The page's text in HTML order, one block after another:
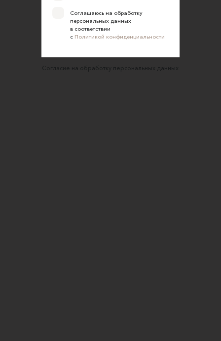
Оферта для продавцов
Оферта для покупателей
Согласие на обработку персональных данных
Соглашаюсь на обработку
персональных данных
в соответствии
с Политикой конфиденциальности